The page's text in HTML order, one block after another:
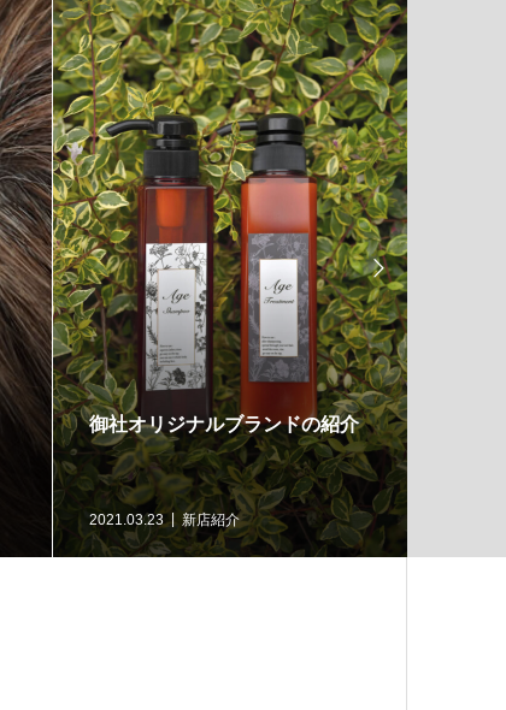
御社オリジナルブランドの紹介
2021.03.23 新店紹介
